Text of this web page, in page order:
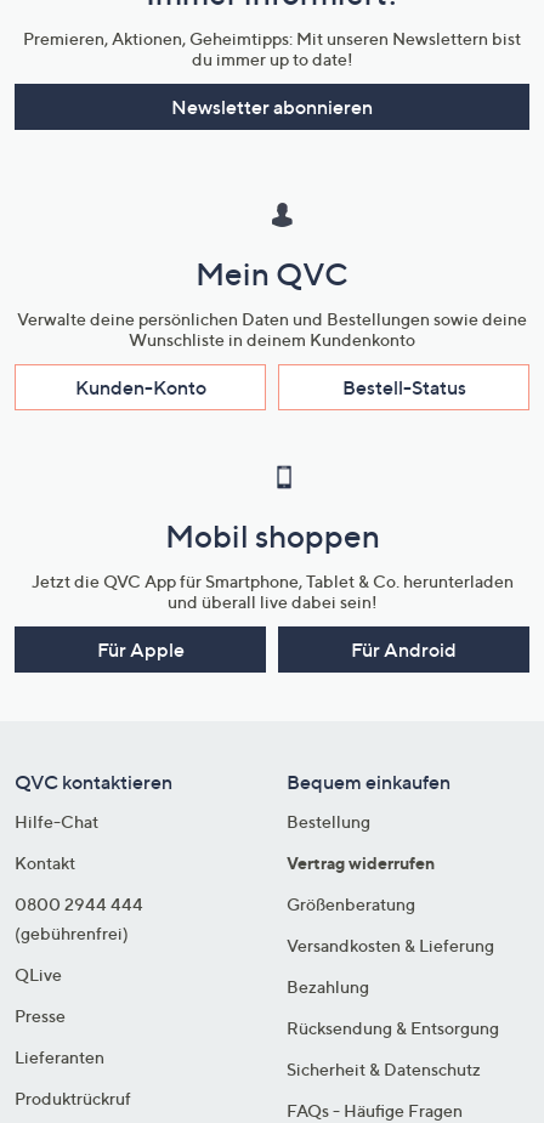
Premieren, Aktionen, Geheimtipps: Mit unseren Newslettern bist
du immer up to date!
Newsletter abonnieren
Mein QVC
Verwalte deine persönlichen Daten und Bestellungen sowie deine
Wunschliste in deinem Kundenkonto
Kunden-Konto Bestell-Status
Mobil shoppen
Jetzt die QVC App für Smartphone, Tablet & Co. herunterladen
und überall live dabei sein!
Für Apple Für Android
QVC kontaktieren
Hilfe-Chat
Kontakt
0800 2944 444
(gebührenfrei)
QLive
Presse
Lieferanten
Produktrückruf
Bequem einkaufen
Bestellung
Vertrag widerrufen
Größenberatung
Versandkosten & Lieferung
Bezahlung
Rücksendung & Entsorgung
Sicherheit & Datenschutz
FAQs - Häufige Fragen